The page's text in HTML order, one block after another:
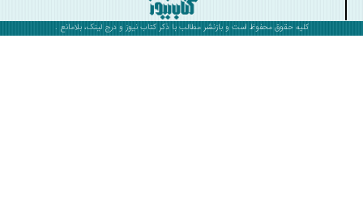
کلیه حقوق محفوظ است و بازنشر مطالب با ذکرکتاب نیوز و درج لینک، بلامانع .